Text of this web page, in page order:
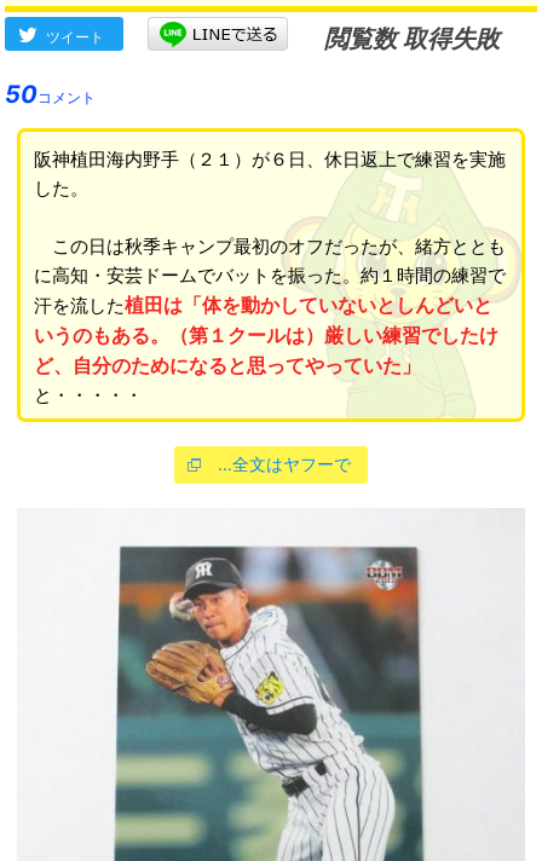
ツイート
閲覧数 取得失敗
50コメント
阪神植田海内野手（２１）が６日、休日返上で練習を実施
した。
この日は秋季キャンプ最初のオフだったが、緒方ととも
に高知・安芸ドームでバットを振った。約１時間の練習で
汗を流した植田は「体を動かしていないとしんどいと
いうのもある。（第１クールは）厳しい練習でしたけ
ど、自分のためになると思ってやっていた」
と・・・・・
…全文はヤフーで